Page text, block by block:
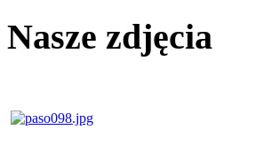
Nasze zdjęcia